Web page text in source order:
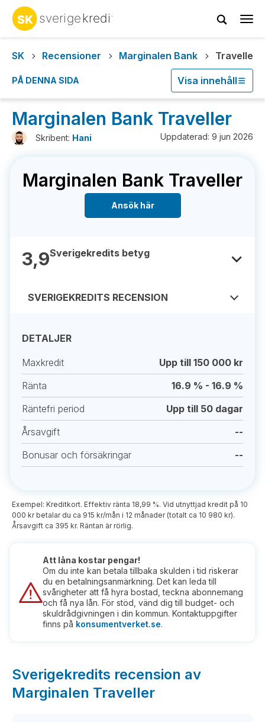
SK
Recensioner Marginalen Bank Traveller
PÅ DENNA SIDA Visa innehåll
Marginalen Bank Traveller
Skribent: Hani Uppdaterad: 9 jun 2026
Marginalen Bank Traveller
Ansök här
3,9Sverigekredits betyg
SVERIGEKREDITS RECENSION
DETALJER
Maxkredit
Upp till 150 000 kr
Ränta
16.9 % - 16.9 %
Räntefri period
Upp till 50 dagar
Årsavgift
--
Bonusar och försäkringar
--
Exempel: Kreditkort. Effektiv ränta 18,99 %. Vid utnyttjad kredit på 10
000 kr betalar du ca 915 kr/mån i 12 månader (totalt ca 10 980 kr).
Årsavgift ca 395 kr. Räntan är rörlig.
Att låna kostar pengar!
Om du inte kan betala tillbaka skulden i tid riskerar
du en betalningsanmärkning. Det kan leda till
svårigheter att få hyra bostad, teckna abonnemang
och få nya lån. För stöd, vänd dig till budget- och
skuldrådgivningen i din kommun. Kontaktuppgifter
finns på konsumentverket.se.
Sverigekredits recension av
Marginalen Traveller